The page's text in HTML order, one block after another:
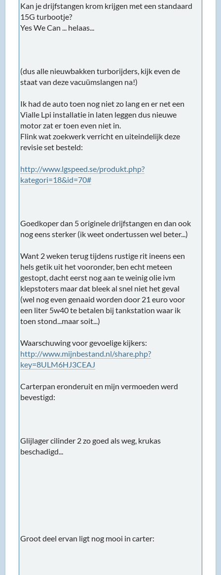
Kan je drijfstangen krom krijgen met een standaard
15G turbootje?
Yes We Can ... helaas...
(dus alle nieuwbakken turborijders, kijk even de
staat van deze vacuümslangen na!)
Ik had de auto toen nog niet zo lang en er net een
Vialle Lpi installatie in laten leggen dus nieuwe
motor zat er toen even niet in.
Flink wat zoekwerk verricht en uiteindelijk deze
revisie set besteld:
http://www.lgspeed.se/produkt.php?
kategori=18&id=70#
Goedkoper dan 5 originele drijfstangen en dan ook
nog eens sterker (ik weet ondertussen wel beter...)
Want 2 weken terug tijdens rustige rit ineens een
hels getik uit het vooronder, ben echt meteen
gestopt, dacht eerst nog aan te weinig olie ivm
klepstoters maar dat bleek al snel niet het geval
(wel nog even genaaid worden door 21 euro voor
een liter 5w40 te betalen bij tankstation waar ik
toen stond...maar soit...)
Waarschuwing voor gevoelige kijkers:
http://www.mijnbestand.nl/share.php?
key=8ULM6HJ3CEAJ
Carterpan eronderuit en mijn vermoeden werd
bevestigd:
Glijlager cilinder 2 zo goed als weg, krukas
beschadigd...
Groot deel ervan ligt nog mooi in carter: